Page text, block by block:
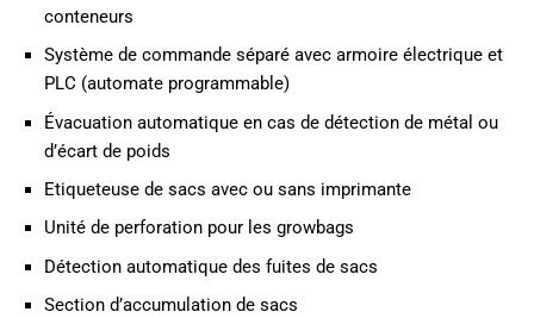
conteneurs
Système de commande séparé avec armoire électrique et
PLC (automate programmable)
Évacuation automatique en cas de détection de métal ou
d’écart de poids
Etiqueteuse de sacs avec ou sans imprimante
Unité de perforation pour les growbags
Détection automatique des fuites de sacs
Section d’accumulation de sacs